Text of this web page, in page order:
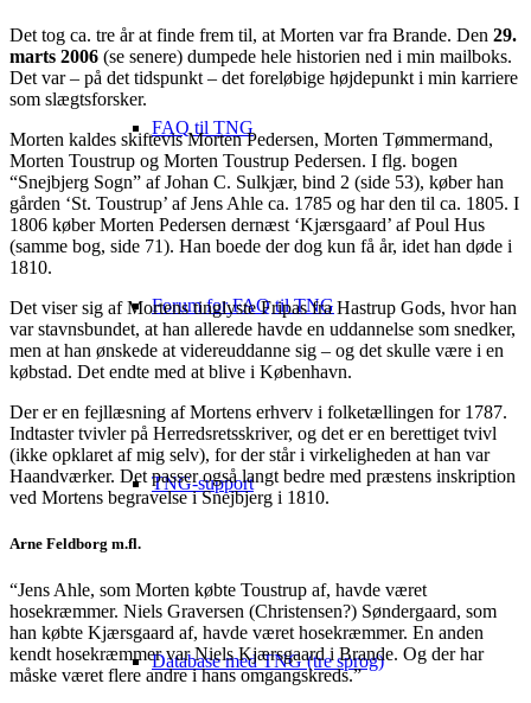
FAQ til TNG
Forum for FAQ til TNG
TNG-support
Database med TNG (tre sprog)
Det tog ca. tre år at finde frem til, at Morten var fra Brande. Den 29.
marts 2006 (se senere) dumpede hele historien ned i min mailboks.
Det var – på det tidspunkt – det foreløbige højdepunkt i min karriere
som slægtsforsker.
Morten kaldes skiftevis Morten Pedersen, Morten Tømmermand,
Morten Toustrup og Morten Toustrup Pedersen. I flg. bogen
“Snejbjerg Sogn” af Johan C. Sulkjær, bind 2 (side 53), køber han
gården ‘St. Toustrup’ af Jens Ahle ca. 1785 og har den til ca. 1805. I
1806 køber Morten Pedersen dernæst ‘Kjærsgaard’ af Poul Hus
(samme bog, side 71). Han boede der dog kun få år, idet han døde i
1810.
Det viser sig af Mortens tinglyste Fripas fra Hastrup Gods, hvor han
var stavnsbundet, at han allerede havde en uddannelse som snedker,
men at han ønskede at videreuddanne sig – og det skulle være i en
købstad. Det endte med at blive i København.
Der er en fejllæsning af Mortens erhverv i folketællingen for 1787.
Indtaster tvivler på Herredsretsskriver, og det er en berettiget tvivl
(ikke opklaret af mig selv), for der står i virkeligheden at han var
Haandværker. Det passer også langt bedre med præstens inskription
ved Mortens begravelse i Snejbjerg i 1810.
Arne Feldborg m.fl.
“Jens Ahle, som Morten købte Toustrup af, havde været
hosekræmmer. Niels Graversen (Christensen?) Søndergaard, som
han købte Kjærsgaard af, havde været hosekræmmer. En anden
kendt hosekræmmer var Niels Kjærsgaard i Brande. Og der har
måske været flere andre i hans omgangskreds.”